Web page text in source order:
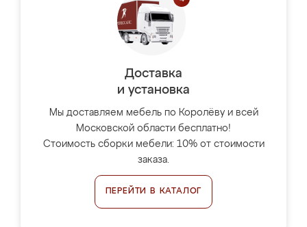
Доставка
и установка
Мы доставляем мебель по Королёву и всей
Московской области бесплатно!
Стоимость сборки мебели: 10% от стоимости
заказа.
ПЕРЕЙТИ В КАТАЛОГ